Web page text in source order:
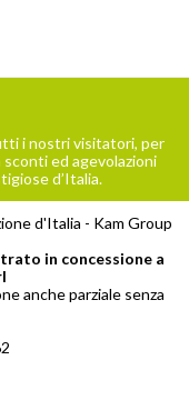
i nostri visitatori, per
ed agevolazioni
d’Italia.
d'Italia - Kam Group
in concessione a
anche parziale senza